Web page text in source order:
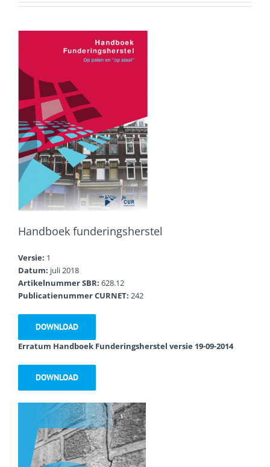
Handboek funderingsherstel
Versie: 1
Datum: juli 2018
ArtikelnummerSBR: 628.12
PublicatienummerCURNET: 242
DOWNLOAD
Erratum Handboek Funderingsherstel versie 19-09-2014
DOWNLOAD